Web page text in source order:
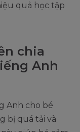
quả học tập
chia
Anh
Anh cho bé
bị quá tải và